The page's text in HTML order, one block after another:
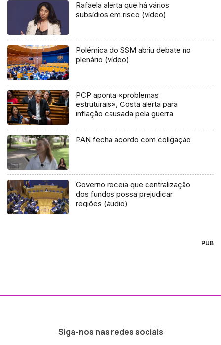
Rafaela alerta que há vários
subsídios em risco (vídeo)
Polémica do SSM abriu debate no
plenário (vídeo)
PCP aponta «problemas
estruturais», Costa alerta para
inflação causada pela guerra
PAN fecha acordo com coligação
Governo receia que centralização
dos fundos possa prejudicar
regiões (áudio)
PUB
Siga-nos nas redes sociais